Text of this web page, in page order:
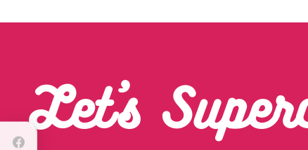
Let’s